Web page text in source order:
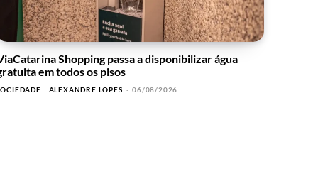
Shopping passa a disponibilizar água
em todos os pisos
ALEXANDRE LOPES - 06/08/2026